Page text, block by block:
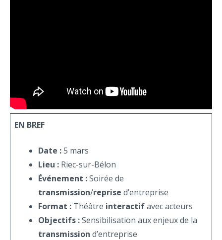
EN BREF
Date :5 mars
Lieu : Riec-sur-Bélon
Événement :Soirée de
transmission/reprise d’entreprise
Format : Théâtre interactifavec acteurs
Objectifs :Sensibilisation aux enjeux de la
transmission d’entreprise